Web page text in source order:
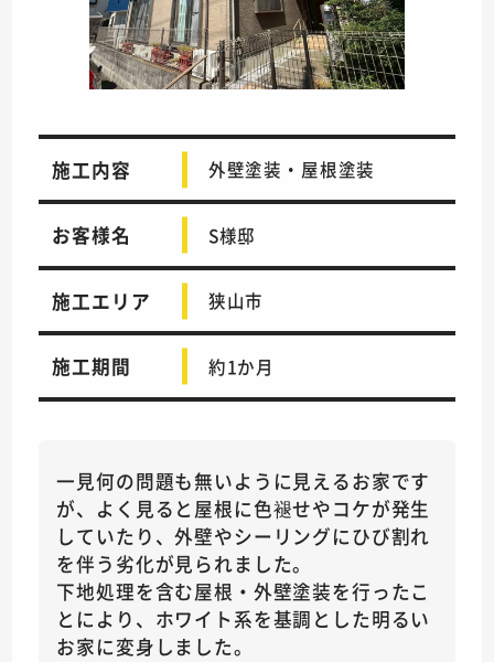
施工内容 外壁塗装・屋根塗装
お客様名 S様邸
施工エリア 狭山市
施工期間 約1か月
一見何の問題も無いように見えるお家です
が、よく見ると屋根に色褪せやコケが発生
していたり、外壁やシーリングにひび割れ
を伴う劣化が見られました。
下地処理を含む屋根・外壁塗装を行ったこ
とにより、ホワイト系を基調とした明るい
お家に変身しました。